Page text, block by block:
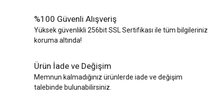
%100 Güvenli Alışveriş
Yüksek güvenlikli 256bit SSL Sertifikası ile tüm bilgileriniz
koruma altında!
Ürün İade ve Değişim
Memnun kalmadığınız ürünlerde iade ve değişim
talebinde bulunabilirsiniz.